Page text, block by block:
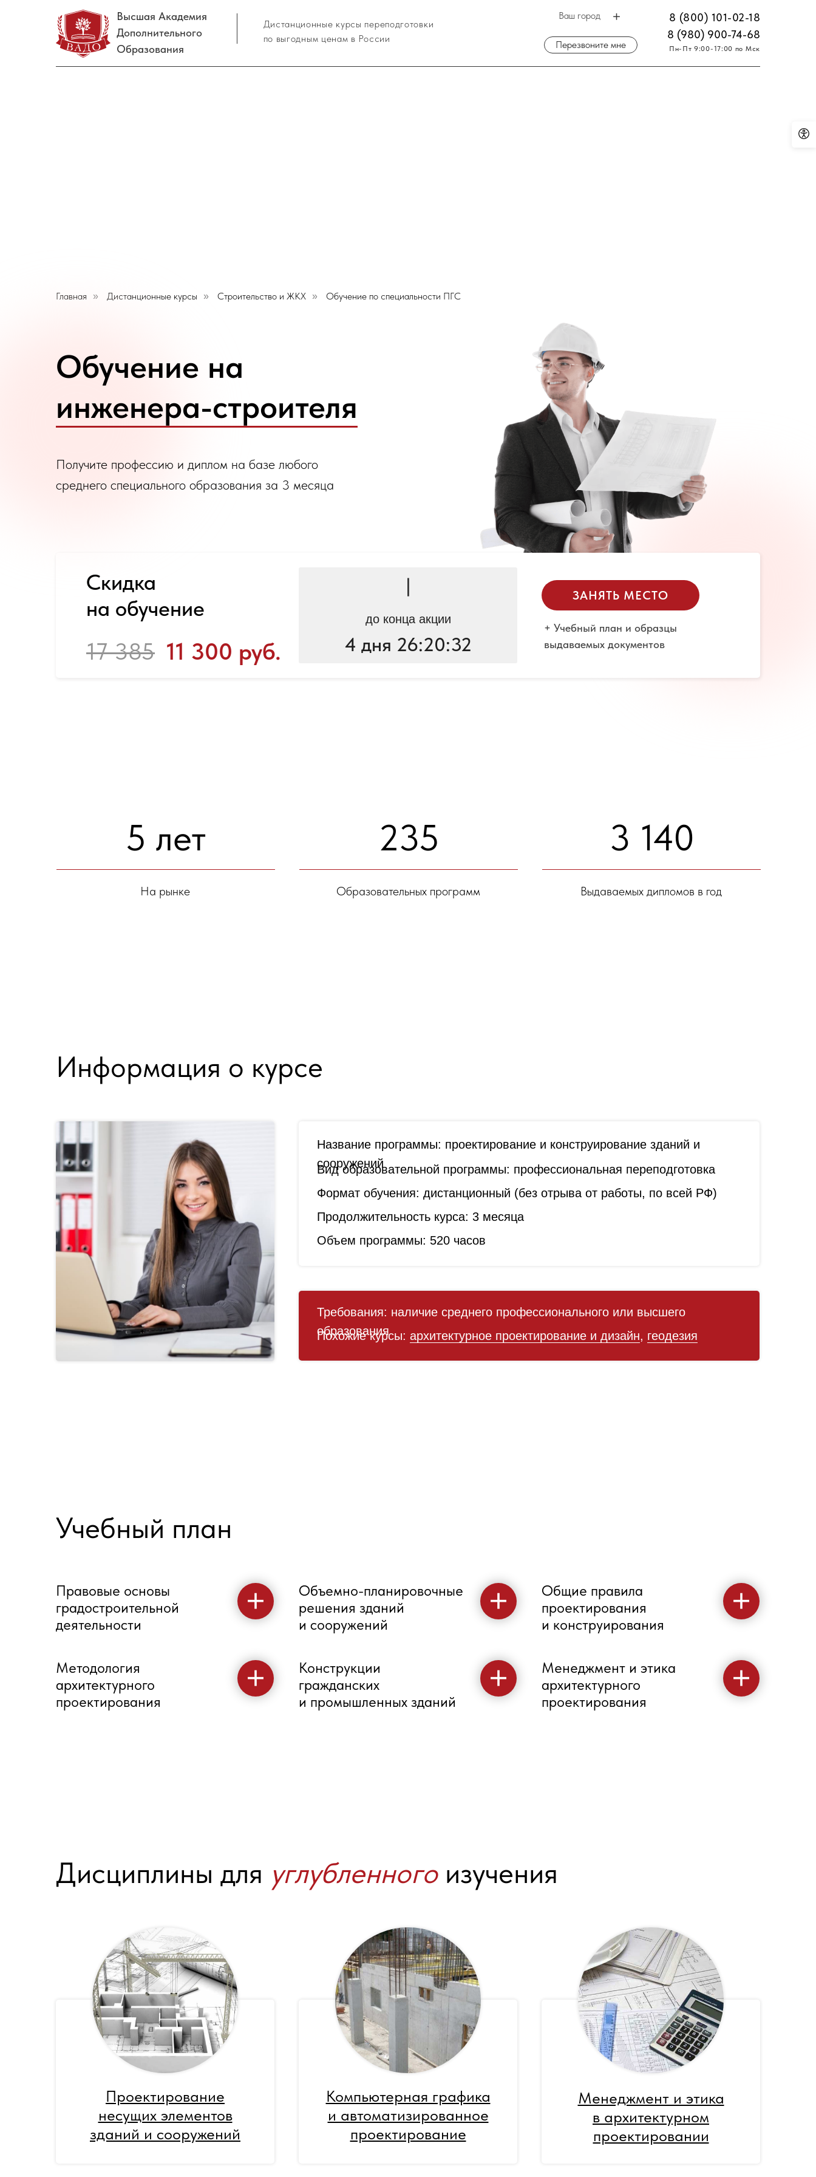
Высшая Академия
Дополнительного
Образования
Дистанционные курсы переподготовки
по выгодным ценам в России
8 (800) 101-02-18
8 (980) 900-74-68
Пн-Пт 9:00-17:00 по Мск
Перезвоните мне
Ваш город
Главная » Дистанционные курсы » Строительство и ЖКХ » Обучение по специальности ПГС
Обучение на
инженера-строителя
Получите профессию и диплом на базе любого
среднего специального образования за 3 месяца
+ Учебный план и образцы
выдаваемых документов
11 300 руб.
17 385
ЗАНЯТЬ МЕСТО
Скидка
на обучение
|
4 дня 26:20:32
до конца акции
5 лет
На рынке
235
Образовательных программ
3 140
Выдаваемых дипломов в год
Информация о курсе
Название программы: проектирование и конструирование зданий и
сооружений
Вид образовательной программы: профессиональная переподготовка
Формат обучения: дистанционный (без отрыва от работы, по всей РФ)
Продолжительность курса: 3 месяца
Объем программы: 520 часов
Требования: наличие среднего профессионального или высшего
образования
Похожие курсы: архитектурное проектирование и дизайн, геодезия
Учебный план
Конструкции
гражданских
и промышленных зданий
Методология
архитектурного
проектирования
Правовые основы
градостроительной
деятельности
Объемно-планировочные
решения зданий
и сооружений
Общие правила
проектирования
и конструирования
Менеджмент и этика
архитектурного
проектирования
Дисциплины для углубленногоизучения
Проектирование
несущих элементов
зданий и сооружений
Компьютерная графика
и автоматизированное
проектирование
Менеджмент и этика
в архитектурном
проектировании